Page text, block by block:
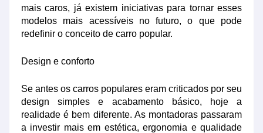
mais caros, já existem iniciativas para tornar esses
modelos mais acessíveis no futuro, o que pode
redefinir o conceito de carro popular.
Design e conforto
Se antes os carros populares eram criticados por seu
design simples e acabamento básico, hoje a
realidade é bem diferente. As montadoras passaram
a investir mais em estética, ergonomia e qualidade